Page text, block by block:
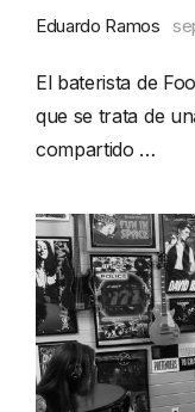
Eduardo Ramos
El baterista de
que se trata de
compartido …